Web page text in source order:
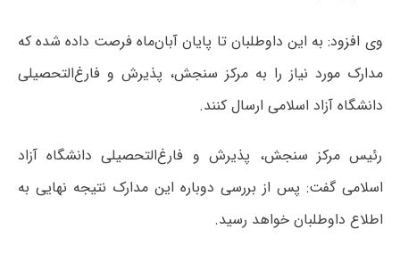
وی افزود: به این داوطلبان تا پایان آبان‌ماه فرصت داده شده که
مدارک مورد نیاز را به مرکز سنجش، پذیرش و فارغ‌التحصیلی
دانشگاه آزاد اسلامی ارسال کنند.
رئیس مرکز سنجش، پذیرش و فارغ‌التحصیلی دانشگاه آزاد
اسلامی گفت: پس از بررسی دوباره این مدارک نتیجه نهایی به
اطلاع داوطلبان خواهد رسید.